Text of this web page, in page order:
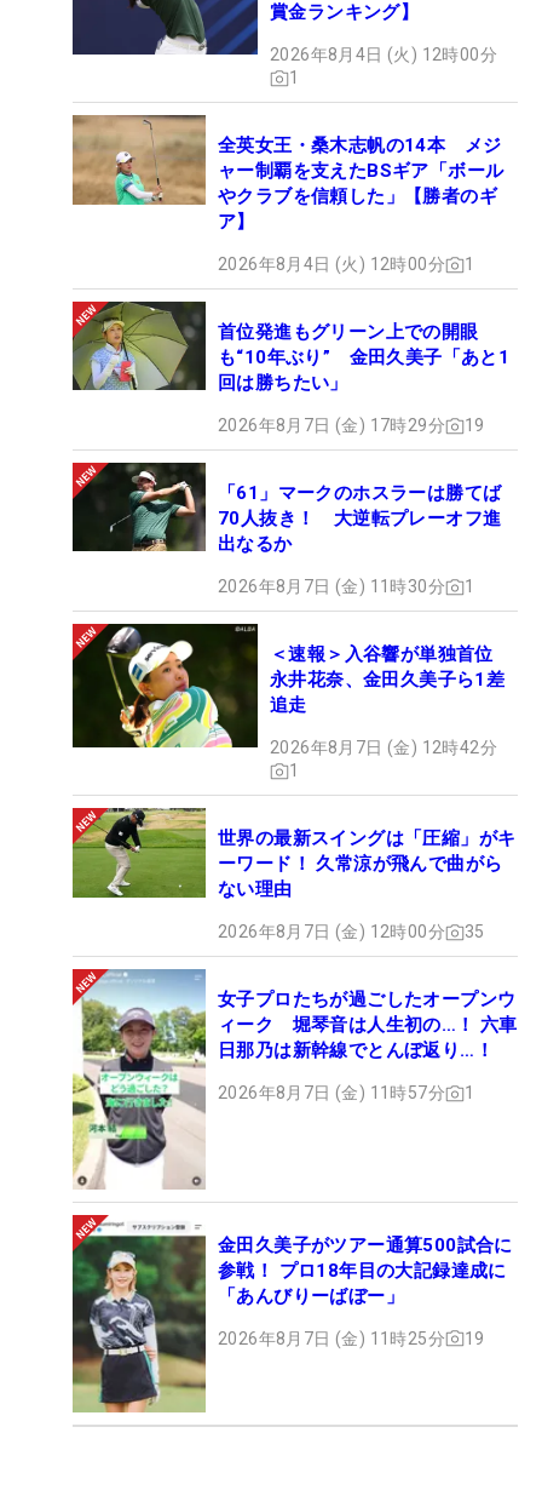
賞金ランキング】
2026年8月4日 (火) 12時00分
1
全英女王・桑木志帆の14本 メジ
ャー制覇を支えたBSギア「ボール
やクラブを信頼した」【勝者のギ
ア】
2026年8月4日 (火) 12時00分 1
首位発進もグリーン上での開眼
も“10年ぶり” 金田久美子「あと1
回は勝ちたい」
2026年8月7日 (金) 17時29分 19
「61」マークのホスラーは勝てば
70人抜き！ 大逆転プレーオフ進
出なるか
2026年8月7日 (金) 11時30分 1
＜速報＞入谷響が単独首位
永井花奈、金田久美子ら1差
追走
2026年8月7日 (金) 12時42分
1
世界の最新スイングは「圧縮」がキ
ーワード！ 久常涼が飛んで曲がら
ない理由
2026年8月7日 (金) 12時00分 35
女子プロたちが過ごしたオープンウ
ィーク 堀琴音は人生初の…！ 六車
日那乃は新幹線でとんぼ返り…！
2026年8月7日 (金) 11時57分 1
金田久美子がツアー通算500試合に
参戦！ プロ18年目の大記録達成に
「あんびりーばぼー」
2026年8月7日 (金) 11時25分 19